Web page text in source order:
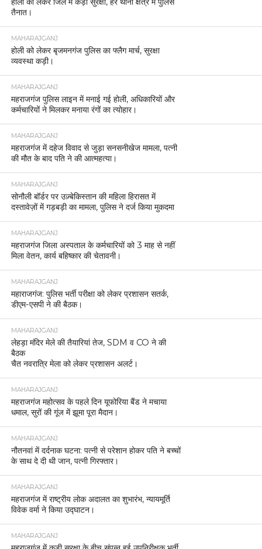
तैनात।
MAHARAJGANJ
होली को लेकर बृजमनगंज पुलिस का फ्लैग मार्च, सुरक्षा
व्यवस्था कड़ी।
MAHARAJGANJ
महराजगंज पुलिस लाइन में मनाई गई होली, अधिकारियों और
कर्मचारियों ने मिलकर मनाया रंगों का त्योहार।
MAHARAJGANJ
महराजगंज में दहेज विवाद से जुड़ा सनसनीखेज मामला, पत्नी
की मौत के बाद पति ने की आत्महत्या।
MAHARAJGANJ
सोनौली बॉर्डर पर उज़्बेकिस्तान की महिला हिरासत में
दस्तावेज़ों में गड़बड़ी का मामला, पुलिस ने दर्ज किया मुकदमा
MAHARAJGANJ
महराजगंज जिला अस्पताल के कर्मचारियों को 3 माह से नहीं
मिला वेतन, कार्य बहिष्कार की चेतावनी।
MAHARAJGANJ
महाराजगंज: पुलिस भर्ती परीक्षा को लेकर प्रशासन सतर्क,
डीएम-एसपी ने की बैठक।
MAHARAJGANJ
लेहड़ा मंदिर मेले की तैयारियां तेज, SDM व CO ने की
बैठक
चैत नवरात्रि मेला को लेकर प्रशासन अलर्ट।
MAHARAJGANJ
महराजगंज महोत्सव के पहले दिन यूफोरिया बैंड ने मचाया
धमाल, सुरों की गूंज में झूमा पूरा मैदान।
MAHARAJGANJ
नौतनवां में दर्दनाक घटना: पत्नी से परेशान होकर पति ने बच्चों
के साथ दे दी थी जान, पत्नी गिरफ्तार।
MAHARAJGANJ
महराजगंज में राष्ट्रीय लोक अदालत का शुभारंभ, न्यायमूर्ति
विवेक वर्मा ने किया उद्घाटन।
MAHARAJGANJ